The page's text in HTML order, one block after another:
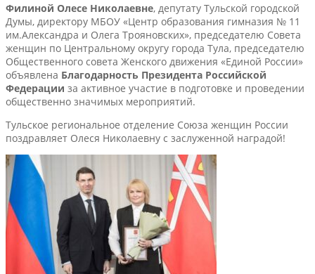
Филиной Олесе Николаевне, депутату Тульской городской
Думы, директору МБОУ «Центр образования гимназия № 11
им.Александра и Олега Трояновских», председателю Совета
женщин по Центральному округу города Тула, председателю
Общественного совета Женского движения «Единой России»
объявлена Благодарность Президента Российской
Федерации за активное участие в подготовке и проведении
общественно значимых мероприятий.
Тульское региональное отделение Союза женщин России
поздравляет Олеся Николаевну с заслуженной наградой!